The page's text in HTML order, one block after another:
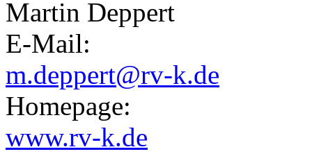
Martin Deppert
E-Mail:
m.deppert@rv-k.de
Homepage:
www.rv-k.de